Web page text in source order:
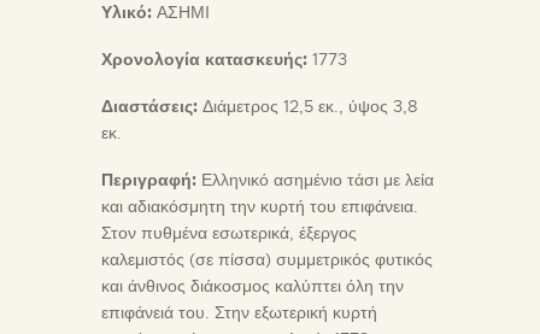
Υλικό: ΑΣΗΜΙ
Χρονολογία κατασκευής: 1773
Διαστάσεις: Διάμετρος 12,5 εκ., ύψος 3,8
εκ.
Περιγραφή: Ελληνικό ασημένιο τάσι με λεία
και αδιακόσμητη την κυρτή του επιφάνεια.
Στον πυθμένα εσωτερικά, έξεργος
καλεμιστός (σε πίσσα) συμμετρικός φυτικός
και άνθινος διάκοσμος καλύπτει όλη την
επιφάνειά του. Στην εξωτερική κυρτή